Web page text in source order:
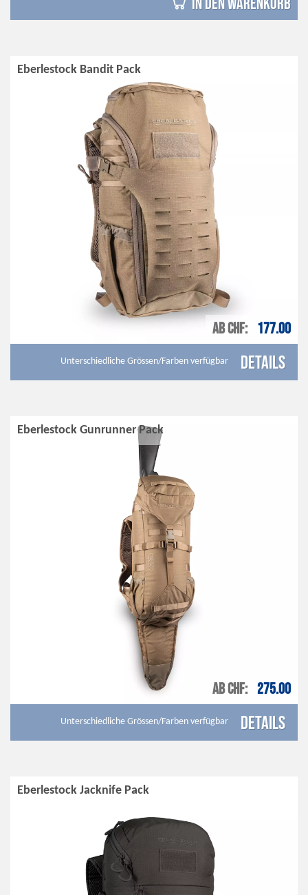
Eberlestock Bandit Pack
AB CHF 177.00
Unterschiedliche Grössen/Farben verfügbar Details
Eberlestock Gunrunner Pack
AB CHF 275.00
Unterschiedliche Grössen/Farben verfügbar Details
Eberlestock Jacknife Pack